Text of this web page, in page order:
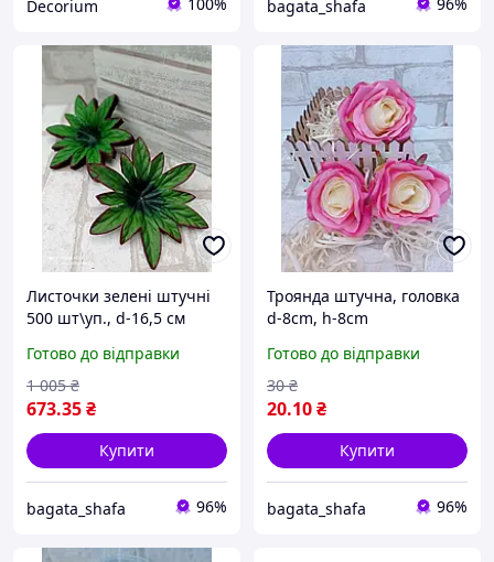
Decorium bagata_shafa
Листочки зелені штучні
500 шт\уп., d-16,5 см
Готово до відправки
673.35₴
1 005 ₴
Купити
bagata_shafa 96%
Троянда штучна, головка
d-8cm, h-8cm
Готово до відправки
20.10₴
30 ₴
Купити
bagata_shafa 96%